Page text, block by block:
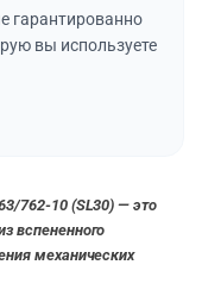
гарантированно
вы используете
762-10 (SL30) — это
вспененного
механических